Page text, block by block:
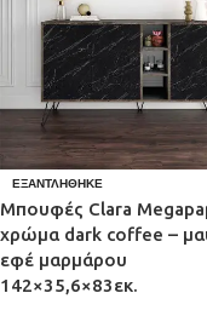
ΕΞΑΝΤΛΉΘΗΚΕ
Μπουφές Clara
χρώμα dark coffee –
εφέ μαρμάρου
142×35,6×83εκ.